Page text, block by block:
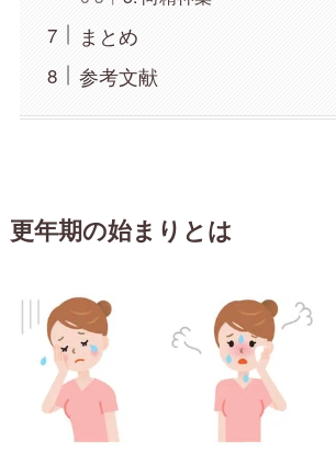
まとめ
参考文献
更年期の始まりとは